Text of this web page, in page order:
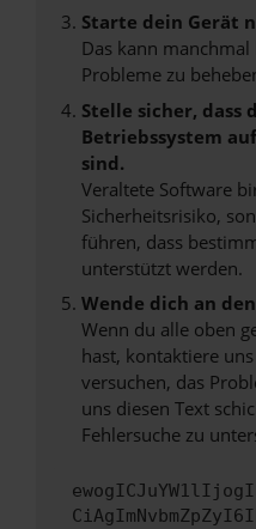
Starte dein Gerät
Das kann
Probleme zu
Stelle sicher, dass
Betriebssystem
sind.
Veraltete Software
Sicherheitsrisiko,
führen, dass
unterstützt werden.
Wende dich an
Wenn du alle oben
hast, kontaktiere
versuchen, das
uns diesen Text
Fehlersuche zu